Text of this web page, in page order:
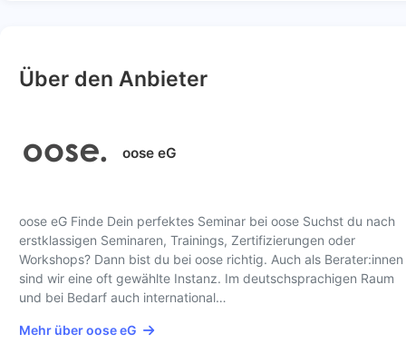
Über den Anbieter
oose eG
oose eG Finde Dein perfektes Seminar bei oose Suchst du nach
erstklassigen Seminaren, Trainings, Zertifizierungen oder
Workshops? Dann bist du bei oose richtig. Auch als Berater:innen
sind wir eine oft gewählte Instanz. Im deutschsprachigen Raum
und bei Bedarf auch international…
Mehr über oose eG